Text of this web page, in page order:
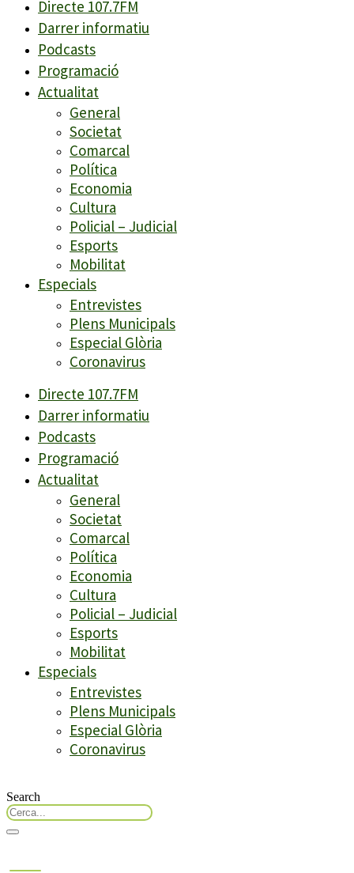
Directe 107.7FM
Darrer informatiu
Podcasts
Programació
Actualitat
General
Societat
Comarcal
Política
Economia
Cultura
Policial – Judicial
Esports
Mobilitat
Especials
Entrevistes
Plens Municipals
Especial Glòria
Coronavirus
Directe 107.7FM
Darrer informatiu
Podcasts
Programació
Actualitat
General
Societat
Comarcal
Política
Economia
Cultura
Policial – Judicial
Esports
Mobilitat
Especials
Entrevistes
Plens Municipals
Especial Glòria
Coronavirus
Search